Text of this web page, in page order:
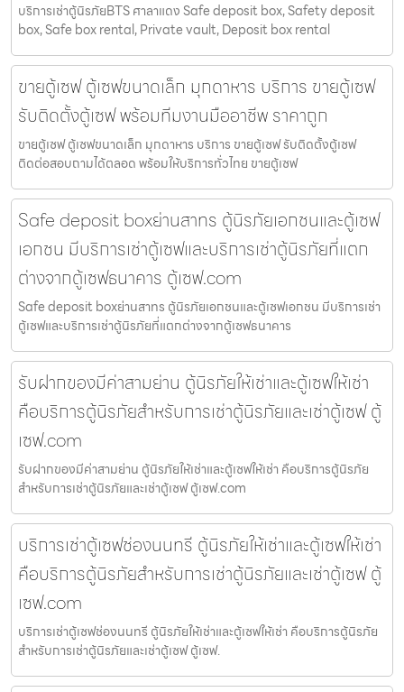
บริการเช่าตู้นิรภัยBTS ศาลาแดง Safe deposit box, Safety deposit
box, Safe box rental, Private vault, Deposit box rental
ขายตู้เซฟ ตู้เซฟขนาดเล็ก มุกดาหาร บริการ ขายตู้เซฟ
รับติดตั้งตู้เซฟ พร้อมทีมงานมืออาชีพ ราคาถูก
ขายตู้เซฟ ตู้เซฟขนาดเล็ก มุกดาหาร บริการ ขายตู้เซฟ รับติดตั้งตู้เซฟ
ติดต่อสอบถามได้ตลอด พร้อมให้บริการทั่วไทย ขายตู้เซฟ
Safe deposit boxย่านสาทร ตู้นิรภัยเอกชนและตู้เซฟ
เอกชน มีบริการเช่าตู้เซฟและบริการเช่าตู้นิรภัยที่แตก
ต่างจากตู้เซฟธนาคาร ตู้เซฟ.com
Safe deposit boxย่านสาทร ตู้นิรภัยเอกชนและตู้เซฟเอกชน มีบริการเช่า
ตู้เซฟและบริการเช่าตู้นิรภัยที่แตกต่างจากตู้เซฟธนาคาร
รับฝากของมีค่าสามย่าน ตู้นิรภัยให้เช่าและตู้เซฟให้เช่า
คือบริการตู้นิรภัยสำหรับการเช่าตู้นิรภัยและเช่าตู้เซฟ ตู้
เซฟ.com
รับฝากของมีค่าสามย่าน ตู้นิรภัยให้เช่าและตู้เซฟให้เช่า คือบริการตู้นิรภัย
สำหรับการเช่าตู้นิรภัยและเช่าตู้เซฟ ตู้เซฟ.com
บริการเช่าตู้เซฟช่องนนทรี ตู้นิรภัยให้เช่าและตู้เซฟให้เช่า
คือบริการตู้นิรภัยสำหรับการเช่าตู้นิรภัยและเช่าตู้เซฟ ตู้
เซฟ.com
บริการเช่าตู้เซฟช่องนนทรี ตู้นิรภัยให้เช่าและตู้เซฟให้เช่า คือบริการตู้นิรภัย
สำหรับการเช่าตู้นิรภัยและเช่าตู้เซฟ ตู้เซฟ.